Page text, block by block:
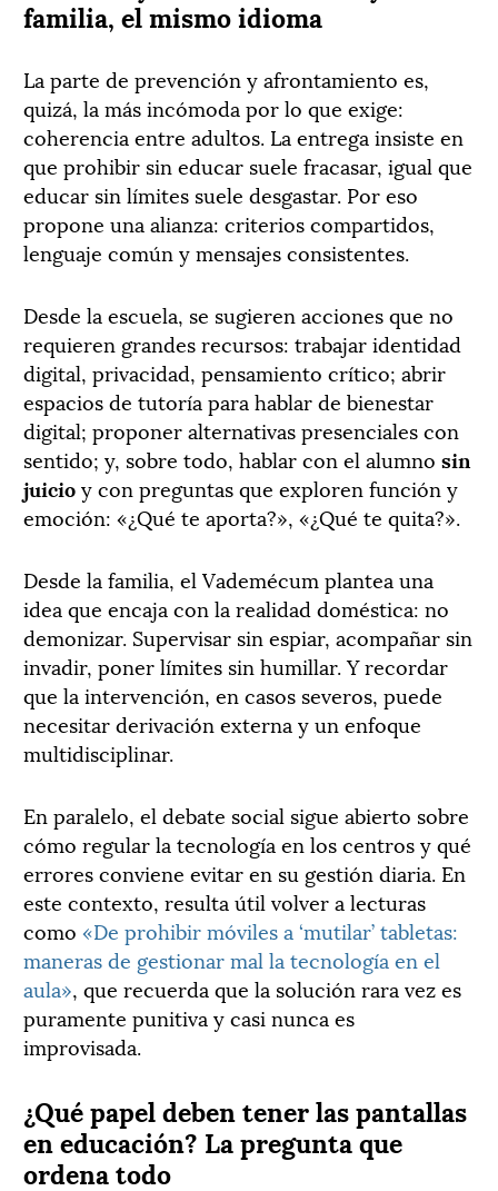
familia, el mismo idioma
La parte de prevención y afrontamiento es,
quizá, la más incómoda por lo que exige:
coherencia entre adultos. La entrega insiste en
que prohibir sin educar suele fracasar, igual que
educar sin límites suele desgastar. Por eso
propone una alianza: criterios compartidos,
lenguaje común y mensajes consistentes.
Desde la escuela, se sugieren acciones que no
requieren grandes recursos: trabajar identidad
digital, privacidad, pensamiento crítico; abrir
espacios de tutoría para hablar de bienestar
digital; proponer alternativas presenciales con
sentido; y, sobre todo, hablar con el alumno sin
juicioy con preguntas que exploren función y
emoción: «¿Qué te aporta?», «¿Qué te quita?».
Desde la familia, el Vademécum plantea una
idea que encaja con la realidad doméstica: no
demonizar. Supervisar sin espiar, acompañar sin
invadir, poner límites sin humillar. Y recordar
que la intervención, en casos severos, puede
necesitar derivación externa y un enfoque
multidisciplinar.
En paralelo, el debate social sigue abierto sobre
cómo regular la tecnología en los centros y qué
errores conviene evitar en su gestión diaria. En
este contexto, resulta útil volver a lecturas
como «De prohibir móviles a ‘mutilar’ tabletas:
maneras de gestionar mal la tecnología en el
aula», que recuerda que la solución rara vez es
puramente punitiva y casi nunca es
improvisada.
¿Qué papel deben tener las pantallas
en educación? La pregunta que
ordena todo